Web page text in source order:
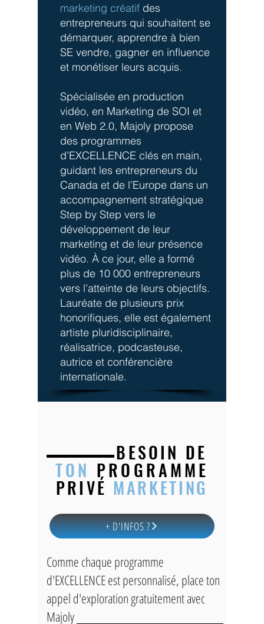
marketing créatif des
entrepreneurs qui souhaitent se
démarquer, apprendre à bien
SE vendre, gagner en influence
et monétiser leurs acquis.
Spécialisée en production
vidéo, en Marketing de SOI et
en Web 2.0, Majoly propose
des programmes
d’EXCELLENCE clés en main,
guidant les entrepreneurs du
Canada et de l’Europe dans un
accompagnement stratégique
Step by Step vers le
développement de leur
marketing et de leur présence
vidéo. À ce jour, elle a formé
plus de 10 000 entrepreneurs
vers l’atteinte de leurs objectifs.
Lauréate de plusieurs prix
honorifiques, elle est également
artiste pluridisciplinaire,
réalisatrice, podcasteuse,
autrice et conférencière
internationale.
BESOIN DE
TON PROGRAMME
PRIVÉ MARKETING
+ D'INFOS ?
Comme chaque programme
d'EXCELLENCE est personnalisé, place ton
appel d'exploration gratuitement avec
Majoly